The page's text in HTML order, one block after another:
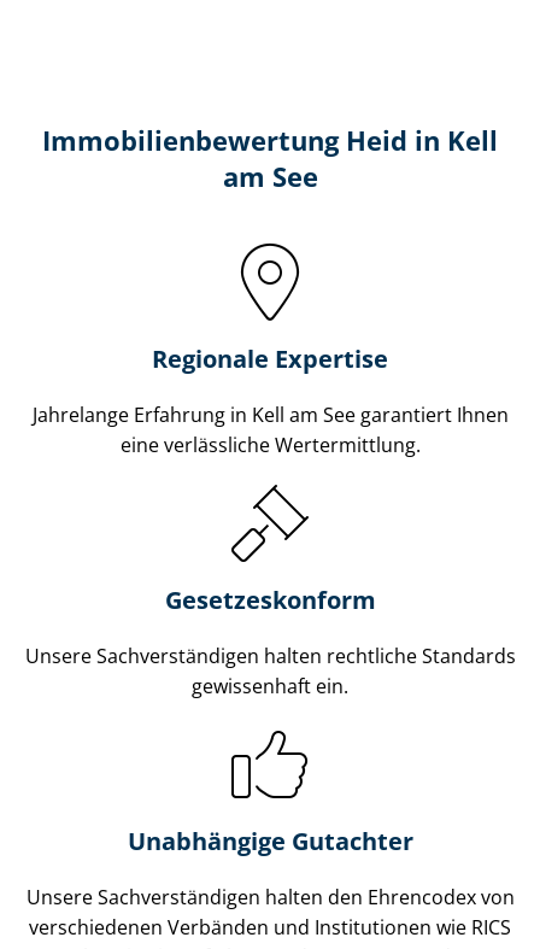
Immobilien­bewertung Heid in Kell
am See
Regionale Expertise
Jahrelange Erfahrung in Kell am See garantiert Ihnen
eine verlässliche Wertermittlung.
Gesetzes­konform
Unsere Sach­ver­stän­di­gen halten rechtliche Standards
gewissenhaft ein.
Unabhängige Gutachter
Unsere Sach­ver­stän­di­gen halten den Ehrencodex von
verschiedenen Verbänden und Institutionen wie RICS